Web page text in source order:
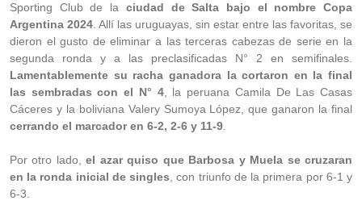
Sporting Club de la ciudad de Salta bajo el nombre Copa
Argentina 2024 . Allí las uruguayas, sin estar entre las favoritas, se
dieron el gusto de eliminar a las terceras cabezas de serie en la
segunda ronda y a las preclasificadas N° 2 en semifinales.
Lamentablemente su racha ganadora la cortaron en la final
las sembradas con el N° 4, la peruana Camila De Las Casas
Cáceres y la boliviana Valery Sumoya López, que ganaron la final
cerrando el marcador en 6-2, 2-6 y 11-9
Por otro lado,el azar quiso que Barbosa y Muela se cruzaran
en la ronda inicial de singles , con triunfo de la primera por 6-1 y
6-3.